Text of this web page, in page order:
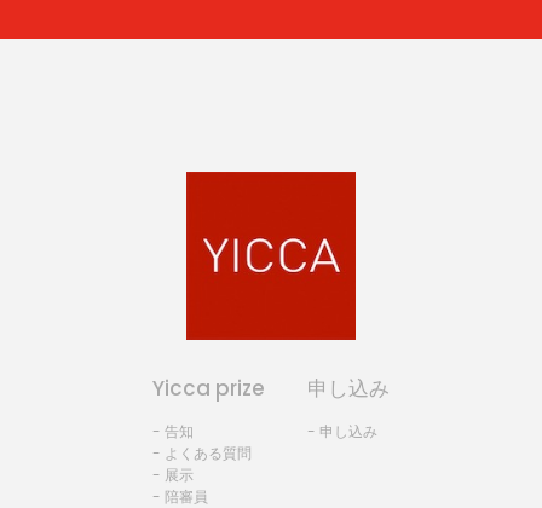
Yicca prize
- 告知
- よくある質問
- 展示
- 陪審員
申し込み
- 申し込み